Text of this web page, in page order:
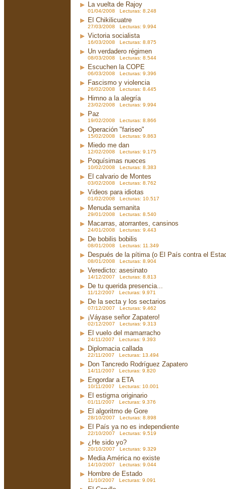
La vuelta de Rajoy
01/04/2008 Lecturas: 8.248
El Chikilicuatre
27/03/2008 Lecturas: 9.994
Victoria socialista
16/03/2008 Lecturas: 8.875
Un verdadero régimen
08/03/2008 Lecturas: 8.544
Escuchen la COPE
06/03/2008 Lecturas: 9.396
Fascismo y violencia
26/02/2008 Lecturas: 8.445
Himno a la alegría
23/02/2008 Lecturas: 9.994
Paz
19/02/2008 Lecturas: 8.866
Operación "fariseo"
15/02/2008 Lecturas: 9.863
Miedo me dan
12/02/2008 Lecturas: 9.175
Poquísimas nueces
10/02/2008 Lecturas: 8.383
El calvario de Montes
03/02/2008 Lecturas: 8.762
Videos para idiotas
01/02/2008 Lecturas: 10.517
Menuda semanita
29/01/2008 Lecturas: 8.540
Macarras, atorrantes, cansinos
24/01/2008 Lecturas: 9.443
De bobilis bobilis
08/01/2008 Lecturas: 11.349
Después de la pítima (o El País contra el
08/01/2008 Lecturas: 8.904
Veredicto: asesinato
14/12/2007 Lecturas: 8.813
De tu querida presencia...
11/12/2007 Lecturas: 9.971
De la secta y los sectarios
07/12/2007 Lecturas: 9.462
¡Váyase señor Zapatero!
02/12/2007 Lecturas: 9.313
El vuelo del mamarracho
24/11/2007 Lecturas: 9.393
Diplomacia callada
22/11/2007 Lecturas: 13.494
Don Tancredo Rodríguez Zapatero
14/11/2007 Lecturas: 9.820
Engordar a ETA
10/11/2007 Lecturas: 10.001
El estigma originario
01/11/2007 Lecturas: 9.376
El algoritmo de Gore
28/10/2007 Lecturas: 8.898
El País ya no es independiente
22/10/2007 Lecturas: 9.519
¿He sido yo?
20/10/2007 Lecturas: 9.329
Media América no existe
14/10/2007 Lecturas: 9.044
Hombre de Estado
11/10/2007 Lecturas: 9.091